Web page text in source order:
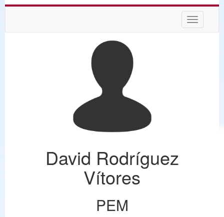
Desplegar
David Rodríguez
Vítores
PEM